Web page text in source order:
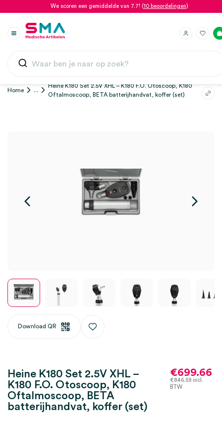
We scoren een gemiddelde van 7.7! (10 beoordelingen)
Home ...
Heine K180 Set 2.5V XHL – K180 F.O. Otoscoop, K180
Oftalmoscoop, BETA batterijhandvat, koffer (set)
Download QR
Heine K180 Set 2.5V XHL –
K180 F.O. Otoscoop, K180
Oftalmoscoop, BETA
batterijhandvat, koffer (set)
€699.66
€846.59incl.
BTW